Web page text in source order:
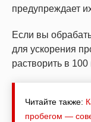
предупреждает
Если вы
для ускорения
растворить в
Читайте также:
пробегом —